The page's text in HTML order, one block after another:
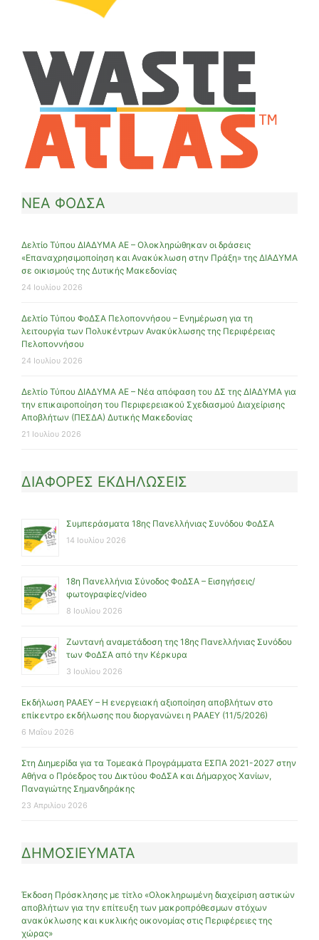
ΝΕΑ ΦΟΔΣΑ
Δελτίο Τύπου ΔΙΑΔΥΜΑ ΑΕ – Ολοκληρώθηκαν οι δράσεις
«Επαναχρησιμοποίηση και Ανακύκλωση στην Πράξη» της ΔΙΑΔΥΜΑ
σε οικισμούς της Δυτικής Μακεδονίας
24 Ιουλίου 2026
Δελτίο Τύπου ΦοΔΣΑ Πελοποννήσου – Ενημέρωση για τη
λειτουργία των Πολυκέντρων Ανακύκλωσης της Περιφέρειας
Πελοποννήσου
24 Ιουλίου 2026
Δελτίο Τύπου ΔΙΑΔΥΜΑ ΑΕ – Νέα απόφαση του ΔΣ της ΔΙΑΔΥΜΑ για
την επικαιροποίηση του Περιφερειακού Σχεδιασμού Διαχείρισης
Αποβλήτων (ΠΕΣΔΑ) Δυτικής Μακεδονίας
21 Ιουλίου 2026
ΔΙΑΦΟΡΕΣ ΕΚΔΗΛΩΣΕΙΣ
Συμπεράσματα 18ης Πανελλήνιας Συνόδου ΦοΔΣΑ
14 Ιουλίου 2026
18η Πανελλήνια Σύνοδος ΦοΔΣΑ – Εισηγήσεις/
φωτογραφίες/video
8 Ιουλίου 2026
Ζωντανή αναμετάδοση της 18ης Πανελλήνιας Συνόδου
των ΦοΔΣΑ από την Κέρκυρα
3 Ιουλίου 2026
Εκδήλωση ΡΑΑΕΥ – Η ενεργειακή αξιοποίηση αποβλήτων στο
επίκεντρο εκδήλωσης που διοργανώνει η ΡΑΑΕΥ (11/5/2026)
6 Μαΐου 2026
Στη Διημερίδα για τα Τομεακά Προγράμματα ΕΣΠΑ 2021-2027 στην
Αθήνα ο Πρόεδρος του Δικτύου ΦοΔΣΑ και Δήμαρχος Χανίων,
Παναγιώτης Σημανδηράκης
23 Απριλίου 2026
ΔΗΜΟΣΙΕΥΜΑΤΑ
Έκδοση Πρόσκλησης με τίτλο «Ολοκληρωμένη διαχείριση αστικών
αποβλήτων για την επίτευξη των μακροπρόθεσμων στόχων
ανακύκλωσης και κυκλικής οικονομίας στις Περιφέρειες της
χώρας»